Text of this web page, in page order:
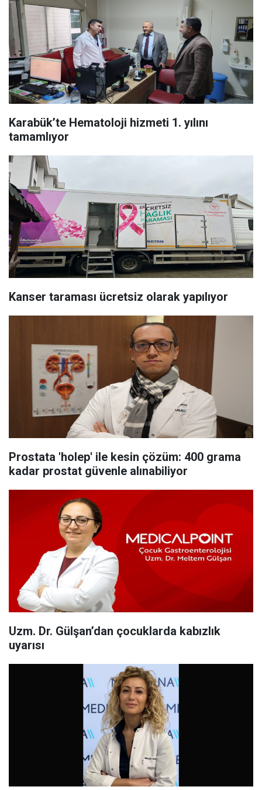
Karabük’te Hematoloji hizmeti 1. yılını
tamamlıyor
Kanser taraması ücretsiz olarak yapılıyor
Prostata 'holep' ile kesin çözüm: 400 grama
kadar prostat güvenle alınabiliyor
Uzm. Dr. Gülşan’dan çocuklarda kabızlık
uyarısı